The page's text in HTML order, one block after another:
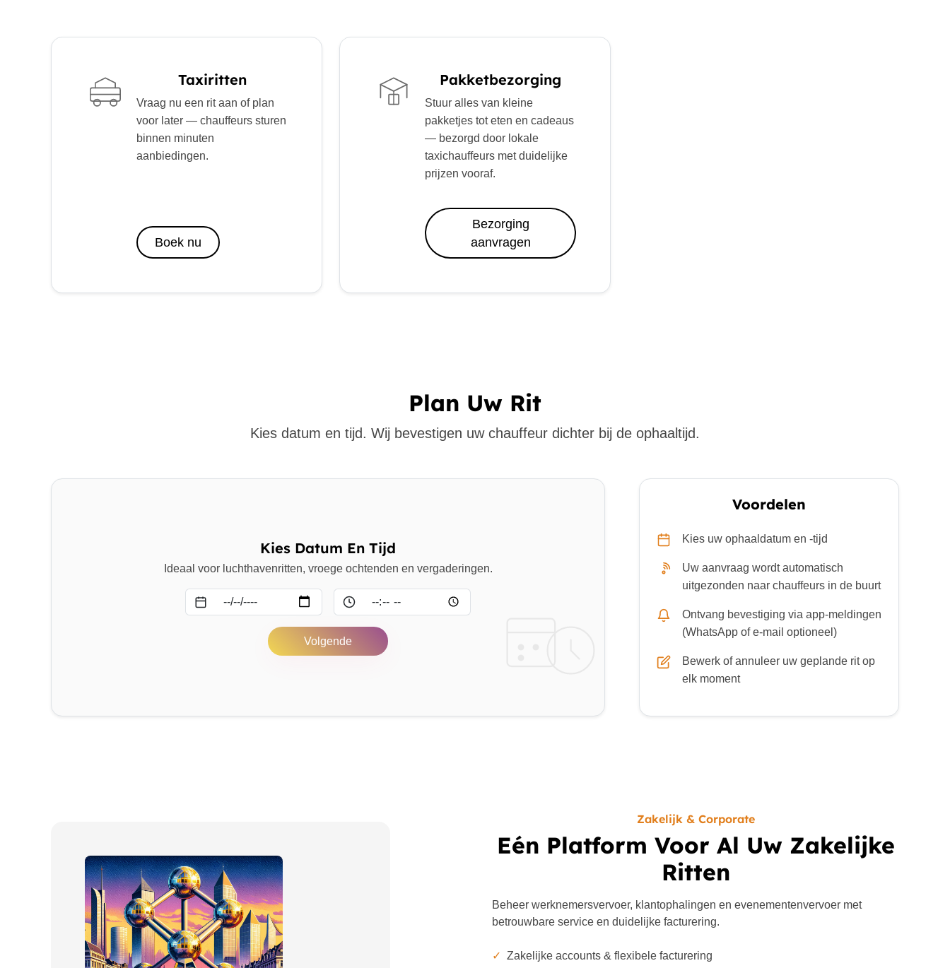
Taxiritten
Vraag nu een rit aan of plan
voor later — chauffeurs sturen
binnen minuten
aanbiedingen.
Boek nu
Pakketbezorging
Stuur alles van kleine
pakketjes tot eten en cadeaus
— bezorgd door lokale
taxichauffeurs met duidelijke
prijzen vooraf.
Bezorging
aanvragen
Plan Uw Rit
Kies datum en tijd. Wij bevestigen uw chauffeur dichter bij de ophaaltijd.
Kies Datum En Tijd
Ideaal voor luchthavenritten, vroege ochtenden en vergaderingen.
Volgende
Voordelen
Kies uw ophaaldatum en -tijd
Uw aanvraag wordt automatisch
uitgezonden naar chauffeurs in de buurt
Ontvang bevestiging via app-meldingen
(WhatsApp of e-mail optioneel)
Bewerk of annuleer uw geplande rit op
elk moment
Zakelijk & Corporate
Eén Platform Voor Al Uw Zakelijke
Ritten
Beheer werknemersvervoer, klantophalingen en evenementenvervoer met
betrouwbare service en duidelijke facturering.
✓ Zakelijke accounts & flexibele facturering